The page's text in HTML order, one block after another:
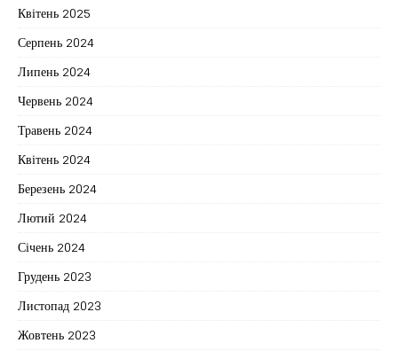
Квітень 2025
Серпень 2024
Липень 2024
Червень 2024
Травень 2024
Квітень 2024
Березень 2024
Лютий 2024
Січень 2024
Грудень 2023
Листопад 2023
Жовтень 2023